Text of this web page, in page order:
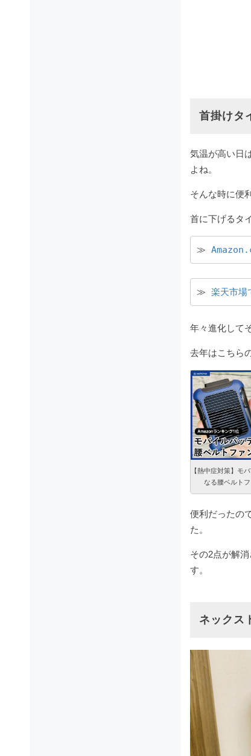
首掛けタ
気温が高い日
よね。
そんな時に便
首に下げるタ
≫
≫ 楽天市場
年々進化して
去年はこちら
【熱中症対策】モ
なる腰ベルト
便利だったの
た。
その2点が解
す。
ネックス